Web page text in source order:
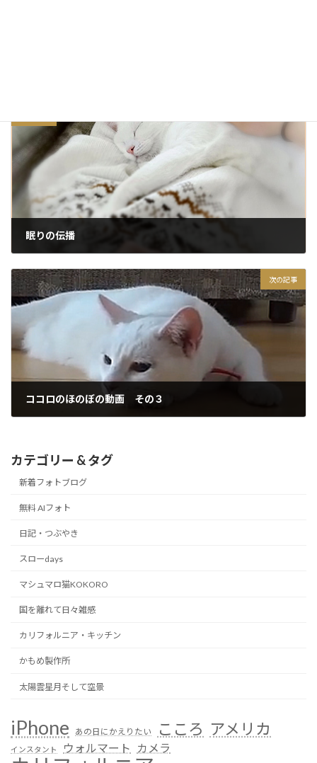
眠りの伝播
次の記事
ココロのほのぼの動画 その３
カテゴリー & タグ
新着フォトブログ
無料 AIフォト
日記・つぶやき
スローdays
マシュマロ猫KOKORO
国を離れて日々雑感
カリフォルニア・キッチン
かもめ製作所
太陽雲星月そして空景
iPhone あの日にかえりたい こころ アメリカ
インスタント ウォルマート カメラ